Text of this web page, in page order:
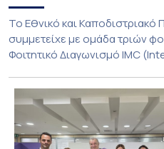
To Εθνικό και
συμμετείχε με ομάδα τριών
Φοιτητικό Διαγωνισμό IMC
Ιουλίου στο Blagoevgrad της
συμμετείχαν 447 φοιτητές
πανεπιστήμια από 46 χώρες.
επίσης το Εθνικό Μετσόβιο